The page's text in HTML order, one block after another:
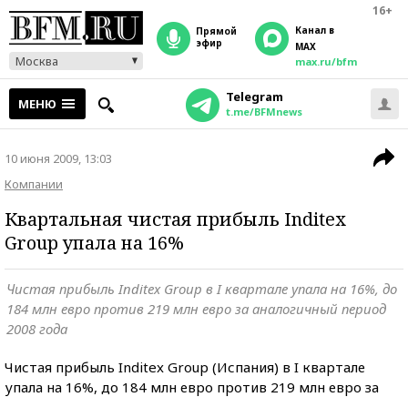
16+
Москва
прямой
эфир
Канал в
MAX
max.ru/bfm
МЕНЮ Telegram
t.me/BFMnews
10 июня 2009, 13:03
Компании
Квартальная чистая прибыль Inditex
Group упала на 16%
Чистая прибыль Inditex Group в I квартале упала на 16%, до
184 млн евро против 219 млн евро за аналогичный период
2008 года
Чистая прибыль Inditex Group (Испания) в I квартале
упала на 16%, до 184 млн евро против 219 млн евро за